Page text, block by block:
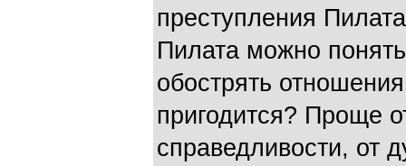
преступления
Пилата можно
обострять
пригодится? Проще
справедливости, от